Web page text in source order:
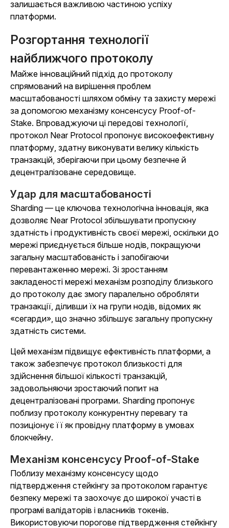
залишається важливою частиною успіху
платформи.
Розгортання технології
найближчого протоколу
Майже інноваційний підхід до протоколу
спрямований на вирішення проблем
масштабованості шляхом обміну та захисту мережі
за допомогою механізму консенсусу Proof-of-
Stake. Впроваджуючи ці передові технології,
протокол Near Protocol пропонує високоефективну
платформу, здатну виконувати велику кількість
транзакцій, зберігаючи при цьому безпечне й
децентралізоване середовище.
Удар для масштабованості
Sharding — це ключова технологічна інновація, яка
дозволяє Near Protocol збільшувати пропускну
здатність і продуктивність своєї мережі, оскільки до
мережі приєднується більше нодів, покращуючи
загальну масштабованість і запобігаючи
перевантаженню мережі. Зі зростанням
закладеності мережі механізм розподілу близького
до протоколу дає змогу паралельно обробляти
транзакції, діливши їх на групи нодів, відомих як
«сегарди», що значно збільшує загальну пропускну
здатність системи.
Цей механізм підвищує ефективність платформи, а
також забезпечує протокол близькості для
здійснення більшої кількості транзакцій,
задовольняючи зростаючий попит на
децентралізовані програми. Sharding пропонує
поблизу протоколу конкурентну перевагу та
позиціонує її як провідну платформу в умовах
блокчейну.
Механізм консенсусу Proof-of-Stake
Поблизу механізму консенсусу щодо
підтвердження стейкінгу за протоколом гарантує
безпеку мережі та заохочує до широкої участі в
програмі валідаторів і власників токенів.
Використовуючи порогове підтвердження стейкінгу